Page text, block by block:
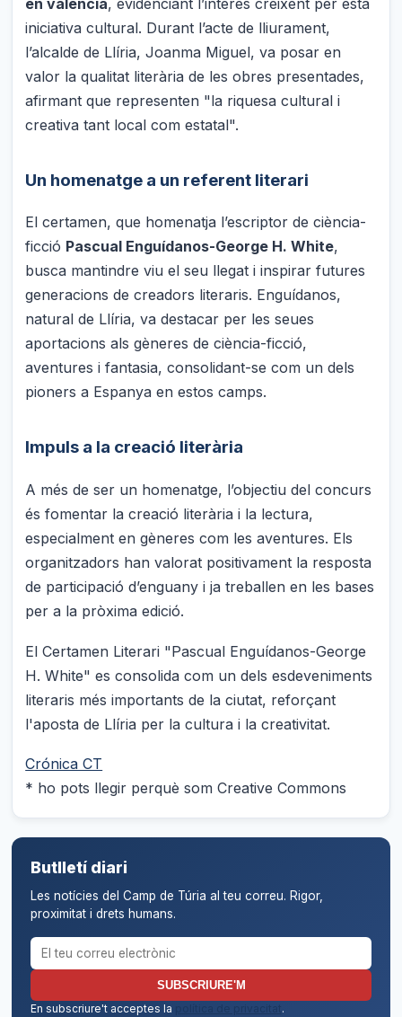
iniciativa cultural. Durant l’acte de lliurament,
l’alcalde de Llíria, Joanma Miguel, va posar en
valor la qualitat literària de les obres presentades,
afirmant que representen "la riquesa cultural i
creativa tant local com estatal".
Un homenatge a un referent literari
El certamen, que homenatja l’escriptor de ciència-
ficció Pascual Enguídanos-George H. White,
busca mantindre viu el seu llegat i inspirar futures
generacions de creadors literaris. Enguídanos,
natural de Llíria, va destacar per les seues
aportacions als gèneres de ciència-ficció,
aventures i fantasia, consolidant-se com un dels
pioners a Espanya en estos camps.
Impuls a la creació literària
A més de ser un homenatge, l’objectiu del concurs
és fomentar la creació literària i la lectura,
especialment en gèneres com les aventures. Els
organitzadors han valorat positivament la resposta
de participació d’enguany i ja treballen en les bases
per a la pròxima edició.
El Certamen Literari "Pascual Enguídanos-George
H. White" es consolida com un dels esdeveniments
literaris més importants de la ciutat, reforçant
l'aposta de Llíria per la cultura i la creativitat.
Crónica CT
* ho pots llegir perquè som Creative Commons
Butlletí diari
Les notícies del Camp de Túria al teu correu. Rigor,
proximitat i drets humans.
Correu electrònic per al butlletí
SUBSCRIURE'M
En subscriure't acceptes la
política de privacitat.